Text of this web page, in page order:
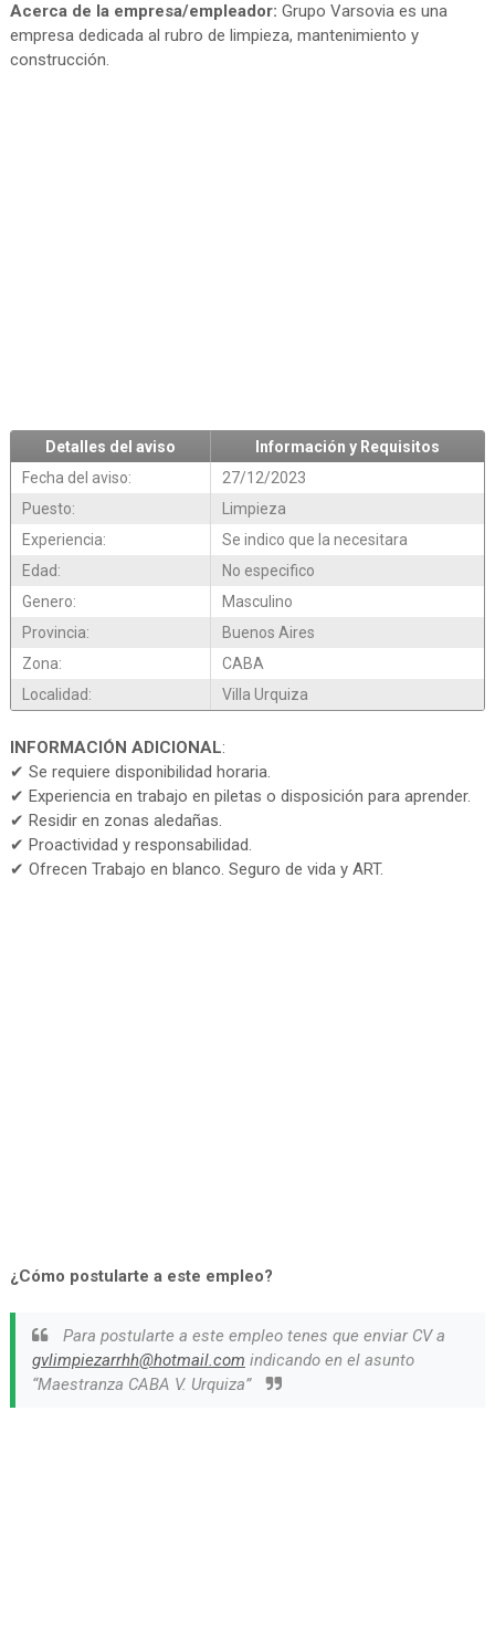
Acerca de la empresa/empleador: Grupo Varsovia es una
empresa dedicada al rubro de limpieza, mantenimiento y
construcción.
Detalles del aviso
Información y Requisitos
Fecha del aviso:
27/12/2023
Puesto:
Limpieza
Experiencia:
Se indico que la necesitara
Edad:
No especifico
Genero:
Masculino
Provincia:
Buenos Aires
Zona:
CABA
Localidad:
Villa Urquiza
INFORMACIÓN ADICIONAL:
✔ Se requiere disponibilidad horaria.
✔ Experiencia en trabajo en piletas o disposición para aprender.
✔ Residir en zonas aledañas.
✔ Proactividad y responsabilidad.
✔ Ofrecen Trabajo en blanco. Seguro de vida y ART.
¿Cómo postularte a este empleo?
Para postularte a este empleo tenes que enviar CV a
gvlimpiezarrhh@hotmail.com indicando en el asunto
“Maestranza CABA V. Urquiza”